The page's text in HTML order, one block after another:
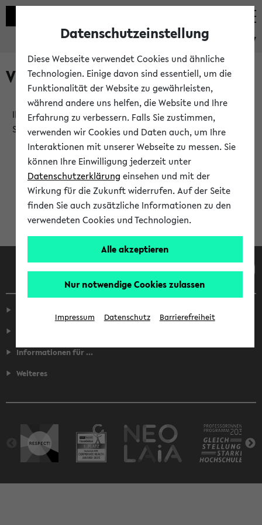
eKVV
Verlauf
Ihr Verlauf ist leer. Er wird sich im Verlauf Ihrer eKVV
Sitzung füllen.
Informationen für ...
Weiteres
Datenschutzeinstellung
Diese Webseite verwendet Cookies und ähnliche
Technologien. Einige davon sind essentiell, um die
Funktionalität der Website zu gewährleisten,
während andere uns helfen, die Website und Ihre
Erfahrung zu verbessern. Falls Sie zustimmen,
verwenden wir Cookies und Daten auch, um Ihre
Interaktionen mit unserer Webseite zu messen. Sie
können Ihre Einwilligung jederzeit unter
Datenschutzerklärung einsehen und mit der
Wirkung für die Zukunft widerrufen. Auf der Seite
finden Sie auch zusätzliche Informationen zu den
verwendeten Cookies und Technologien.
Alle akzeptieren
Nur notwendige Cookies zulassen
Impressum Datenschutz Barrierefreiheit